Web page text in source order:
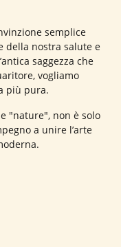
semplice
della nostra salute e
saggezza che
vogliamo
più pura.
"nature", non è solo
a unire l’arte